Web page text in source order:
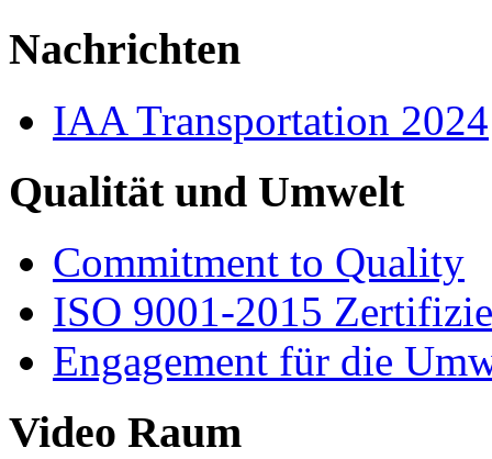
Nachrichten
IAA Transportation 2024
Qualität und Umwelt
Commitment to Quality
ISO 9001-2015
Engagement für die
Video Raum